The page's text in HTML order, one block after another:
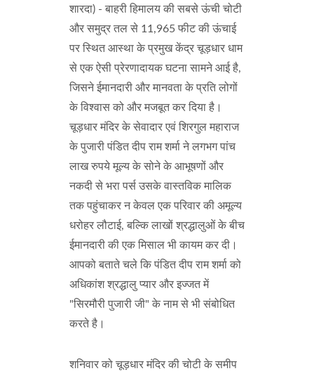
शारदा) - बाहरी हिमालय की सबसे ऊंची चोटी
और समुद्र तल से 11,965 फीट की ऊंचाई
पर स्थित आस्था के प्रमुख केंद्र चूड़धार धाम
से एक ऐसी प्रेरणादायक घटना सामने आई है,
जिसने ईमानदारी और मानवता के प्रति लोगों
के विश्वास को और मजबूत कर दिया है।
चूड़धार मंदिर के सेवादार एवं शिरगुल महाराज
के पुजारी पंडित दीप राम शर्मा ने लगभग पांच
लाख रुपये मूल्य के सोने के आभूषणों और
नकदी से भरा पर्स उसके वास्तविक मालिक
तक पहुंचाकर न केवल एक परिवार की अमूल्य
धरोहर लौटाई, बल्कि लाखों श्रद्धालुओं के बीच
ईमानदारी की एक मिसाल भी कायम कर दी।
आपको बताते चले कि पंडित दीप राम शर्मा को
अधिकांश श्रद्धालु प्यार और इज्जत में
"सिरमौरी पुजारी जी" के नाम से भी संबोधित
करते है।
शनिवार को चूड़धार मंदिर की चोटी के समीप